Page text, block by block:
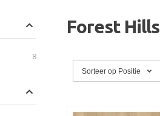
Forest Hills
Sorteer op Positie
8producten